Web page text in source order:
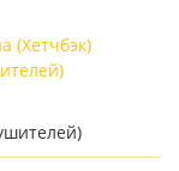
(Хетчбэк)